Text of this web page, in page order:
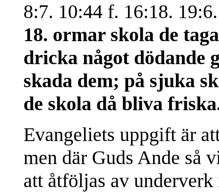
8:7. 10:44 f. 16:18.
18. ormar skola de
dricka något dödande
skada dem; på sjuka
de skola då bliva
Evangeliets uppgift är
men där Guds Ande så
att åtföljas av